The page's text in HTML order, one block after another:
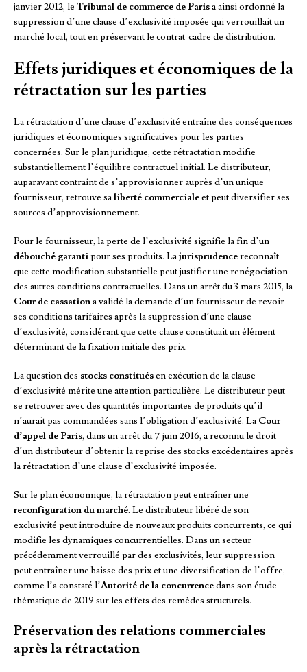
janvier 2012, le Tribunal de commerce de Parisa ainsi ordonné la
suppression d’une clause d’exclusivité imposée qui verrouillait un
marché local, tout en préservant le contrat-cadre de distribution.
Effets juridiques et économiques de la
rétractation sur les parties
La rétractation d’une clause d’exclusivité entraîne des conséquences
juridiques et économiques significatives pour les parties
concernées. Sur le plan juridique, cette rétractation modifie
substantiellement l’équilibre contractuel initial. Le distributeur,
auparavant contraint de s’approvisionner auprès d’un unique
fournisseur, retrouve saliberté commercialeet peut diversifier ses
sources d’approvisionnement.
Pour le fournisseur, la perte de l’exclusivité signifie la fin d’un
débouché garantipour ses produits. Lajurisprudencereconnaît
que cette modification substantielle peut justifier une renégociation
des autres conditions contractuelles. Dans un arrêt du 3 mars 2015, la
Cour de cassationa validé la demande d’un fournisseur de revoir
ses conditions tarifaires après la suppression d’une clause
d’exclusivité, considérant que cette clause constituait un élément
déterminant de la fixation initiale des prix.
La question des stocks constituésen exécution de la clause
d’exclusivité mérite une attention particulière. Le distributeur peut
se retrouver avec des quantités importantes de produits qu’il
n’aurait pas commandées sans l’obligation d’exclusivité. La Cour
d’appel de Paris, dans un arrêt du 7 juin 2016, a reconnu le droit
d’un distributeur d’obtenir la reprise des stocks excédentaires après
la rétractation d’une clause d’exclusivité imposée.
Sur le plan économique, la rétractation peut entraîner une
reconfiguration du marché. Le distributeur libéré de son
exclusivité peut introduire de nouveaux produits concurrents, ce qui
modifie les dynamiques concurrentielles. Dans un secteur
précédemment verrouillé par des exclusivités, leur suppression
peut entraîner une baisse des prix et une diversification de l’offre,
comme l’a constaté l’Autorité de la concurrencedans son étude
thématique de 2019 sur les effets des remèdes structurels.
Préservation des relations commerciales
après la rétractation